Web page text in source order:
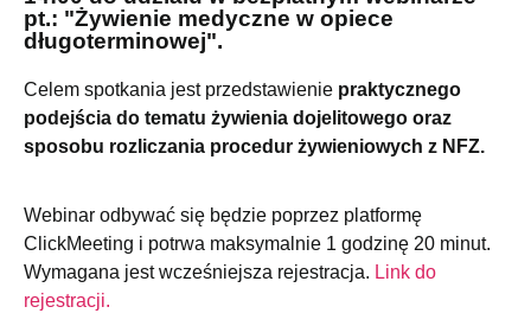
pt.: "Żywienie medyczne w opiece
długoterminowej".
Celem spotkania jest przedstawienie praktycznego
podejścia do tematu żywienia dojelitowego oraz
sposobu rozliczania procedur żywieniowych z NFZ.
Webinar odbywać się będzie poprzez platformę
ClickMeeting i potrwa maksymalnie 1 godzinę 20 minut.
Wymagana jest wcześniejsza rejestracja. Link do
rejestracji.